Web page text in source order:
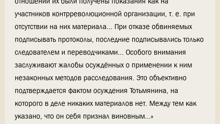
участников контрреволюционной организации, т. е. при
отсутствии на них материала... При отказе обвиняемых
подписывать протоколы, последние подписывались только
следователем и переводчиками... Особого внимания
заслуживают жалобы осуждённых о применении к ним
незаконных методов расследования. Это объективно
подтверждается фактом осуждения Тотьмянина, на
которого в деле никаких материалов нет. Между тем как
указано, что он себя признал виновным...»